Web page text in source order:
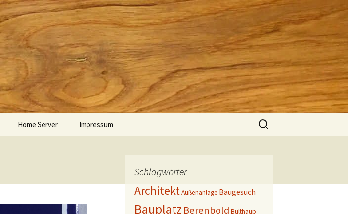
Home Server Impressum
Suchen
nach:
Schlagwörter
ArchitektAußenanlage Baugesuch
Bauplatz Berenbold Bulthaup